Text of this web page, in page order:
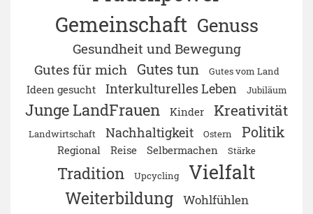
Gemeinschaft Genuss
Gesundheit und Bewegung
Gutes für mich Gutes tun Gutes vom Land
Ideen gesucht Interkulturelles Leben Jubiläum
Junge LandFrauen Kinder Kreativität
Landwirtschaft Nachhaltigkeit Ostern Politik
Regional Reise Selbermachen Stärke
Tradition Upcycling Vielfalt
Weiterbildung Wohlfühlen